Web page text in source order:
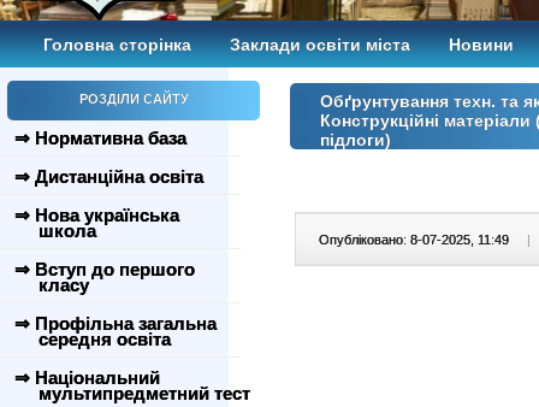
Головна сторінка Заклади освіти міста Новини
РОЗДІЛИ САЙТУ
⇒ Нормативна база
⇒ Дистанційна освіта
⇒ Нова українська
школа
⇒ Вступ до першого
класу
⇒ Профільна загальна
середня освіта
⇒ Національний
мультипредметний тест
Обґрунтування техн. та
Конструкційні
підлоги)
Опубліковано: 8-07-2025, 11:49 |